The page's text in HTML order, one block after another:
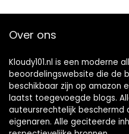
Over ons
Kloudy101.nl is een moderne
beoordelingswebsite die de
beschikbaar zijn op amazon
laatst toegevoegde blogs.
auteursrechtelijk beschermd
eigenaren. Alle geciteerde